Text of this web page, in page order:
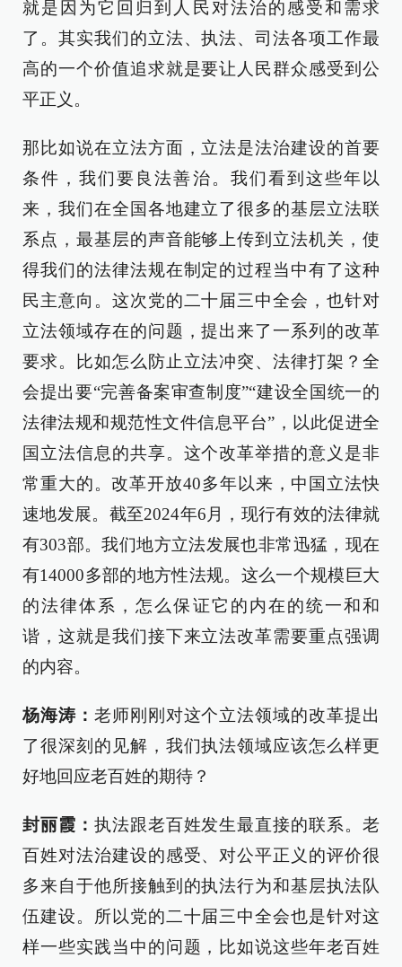
就是因为它回归到人民对法治的感受和需求
了。其实我们的立法、执法、司法各项工作最
高的一个价值追求就是要让人民群众感受到公
平正义。
那比如说在立法方面，立法是法治建设的首要
条件，我们要良法善治。我们看到这些年以
来，我们在全国各地建立了很多的基层立法联
系点，最基层的声音能够上传到立法机关，使
得我们的法律法规在制定的过程当中有了这种
民主意向。这次党的二十届三中全会，也针对
立法领域存在的问题，提出来了一系列的改革
要求。比如怎么防止立法冲突、法律打架？全
会提出要“完善备案审查制度”“建设全国统一的
法律法规和规范性文件信息平台”，以此促进全
国立法信息的共享。这个改革举措的意义是非
常重大的。改革开放40多年以来，中国立法快
速地发展。截至2024年6月，现行有效的法律就
有303部。我们地方立法发展也非常迅猛，现在
有14000多部的地方性法规。这么一个规模巨大
的法律体系，怎么保证它的内在的统一和和
谐，这就是我们接下来立法改革需要重点强调
的内容。
杨海涛： 老师刚刚对这个立法领域的改革提出
了很深刻的见解，我们执法领域应该怎么样更
好地回应老百姓的期待？
封丽霞： 执法跟老百姓发生最直接的联系。老
百姓对法治建设的感受、对公平正义的评价很
多来自于他所接触到的执法行为和基层执法队
伍建设。所以党的二十届三中全会也是针对这
样一些实践当中的问题，比如说这些年老百姓